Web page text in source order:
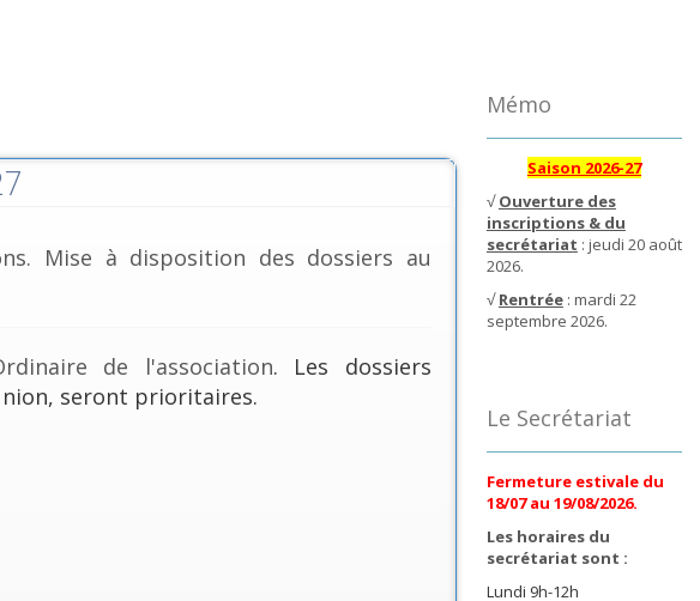
Mise à disposition des dossiers au
de l'association. Les dossiers
seront prioritaires.
Mémo
Saison 2026-27
√Ouverture des
inscriptions & du
secrétariat : jeudi 20 août
2026.
√Rentrée: mardi 22
septembre 2026.
Le Secrétariat
Fermeture estivale du
18/07 au 19/08/2026.
Les horaires du
secrétariat sont :
Lundi 9h-12h